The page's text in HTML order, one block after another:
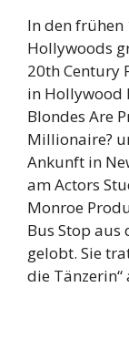
In den frühen
Hollywoods
20th Century
in Hollywood
Blondes Are
Millionaire?
Ankunft in
am Actors
Monroe
Bus Stop aus
gelobt. Sie
die